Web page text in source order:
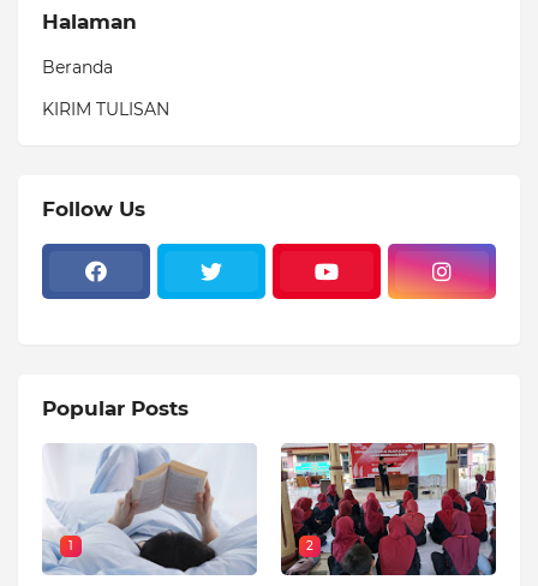
Halaman
Beranda
KIRIM TULISAN
Follow Us
Popular Posts
1 2